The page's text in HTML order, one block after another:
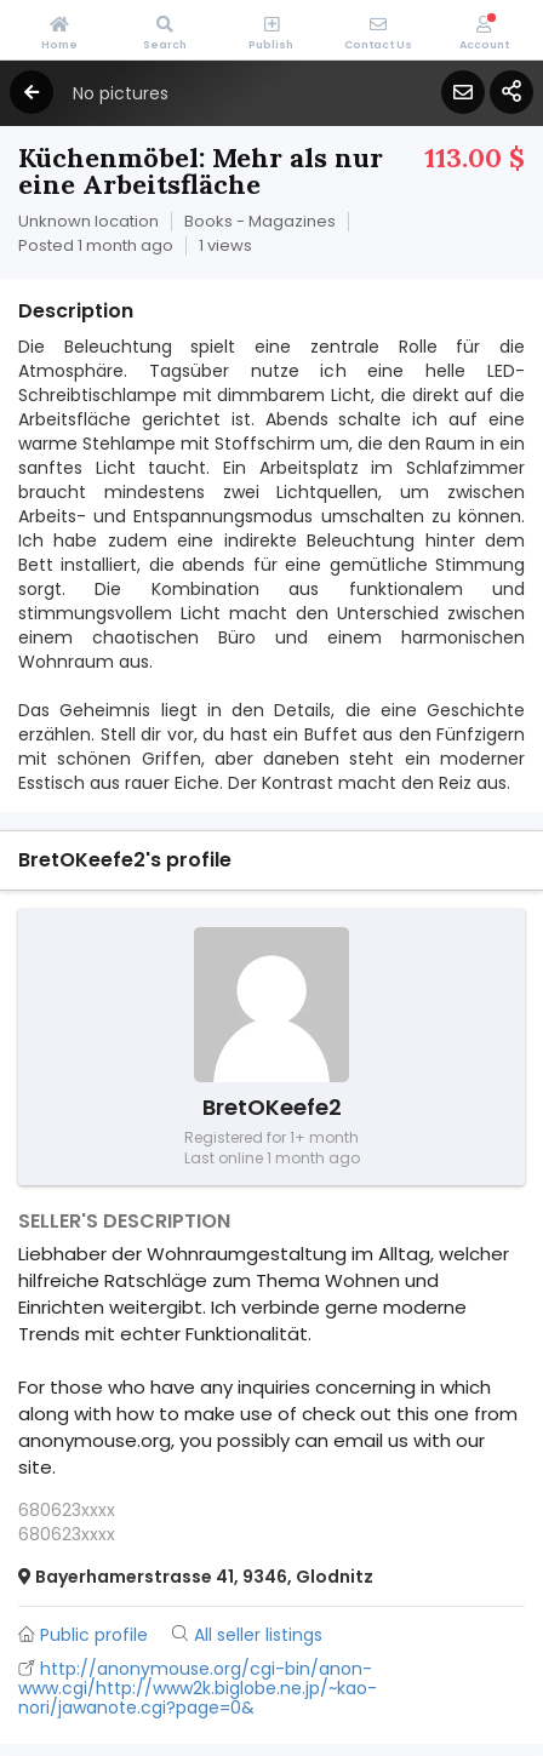
No pictures
113.00 $
Küchenmöbel: Mehr als nur
eine Arbeitsfläche
Unknown location
Books - Magazines
Posted 1 month ago
1 views
Description
Die Beleuchtung spielt eine zentrale Rolle für die
Atmosphäre. Tagsüber nutze ich eine helle LED-
Schreibtischlampe mit dimmbarem Licht, die direkt auf die
Arbeitsfläche gerichtet ist. Abends schalte ich auf eine
warme Stehlampe mit Stoffschirm um, die den Raum in ein
sanftes Licht taucht. Ein Arbeitsplatz im Schlafzimmer
braucht mindestens zwei Lichtquellen, um zwischen
Arbeits- und Entspannungsmodus umschalten zu können.
Ich habe zudem eine indirekte Beleuchtung hinter dem
Bett installiert, die abends für eine gemütliche Stimmung
sorgt. Die Kombination aus funktionalem und
stimmungsvollem Licht macht den Unterschied zwischen
einem chaotischen Büro und einem harmonischen
Wohnraum aus.
Das Geheimnis liegt in den Details, die eine Geschichte
erzählen. Stell dir vor, du hast ein Buffet aus den Fünfzigern
mit schönen Griffen, aber daneben steht ein moderner
Esstisch aus rauer Eiche. Der Kontrast macht den Reiz aus.
BretOKeefe2's profile
BretOKeefe2
Registered for 1+ month
Last online 1 month ago
SELLER'S DESCRIPTION
Liebhaber der Wohnraumgestaltung im Alltag, welcher
hilfreiche Ratschläge zum Thema Wohnen und
Einrichten weitergibt. Ich verbinde gerne moderne
Trends mit echter Funktionalität.
For those who have any inquiries concerning in which
along with how to make use of check out this one from
anonymouse.org, you possibly can email us with our
site.
680623xxxx
680623xxxx
Bayerhamerstrasse 41, 9346, Glodnitz
Public profile
All seller listings
http://anonymouse.org/cgi-bin/anon-
www.cgi/http://www2k.biglobe.ne.jp/~kao-
nori/jawanote.cgi?page=0&
Home Search Publish Contact Us Account